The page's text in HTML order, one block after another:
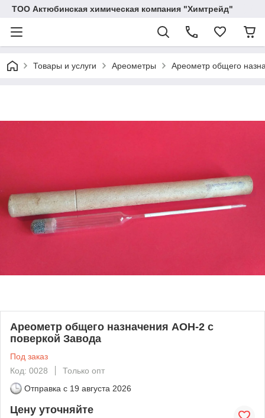
ТОО Актюбинская химическая компания "Химтрейд"
Товары и услуги Ареометры Ареометр общего
Ареометр общего назначения АОН-2 с
поверкой Завода
Под заказ
Код: 0028
Только опт
Отправка с 19 августа 2026
Цену уточняйте